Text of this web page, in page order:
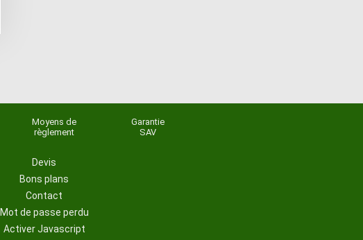
Moyens de
règlement
Garantie
SAV
Devis
Bons plans
Contact
Mot de passe perdu
Activer Javascript